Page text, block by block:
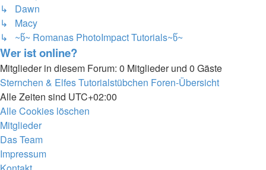
↳ Dawn
↳ Macy
↳ ~წ~ Romanas PhotoImpact Tutorials~წ~
Wer ist online?
Mitglieder in diesem Forum: 0 Mitglieder und 0 Gäste
Sternchen & Elfes Tutorialstübchen Foren-Übersicht
Alle Zeiten sind UTC+02:00
Alle Cookies löschen
Mitglieder
Das Team
Impressum